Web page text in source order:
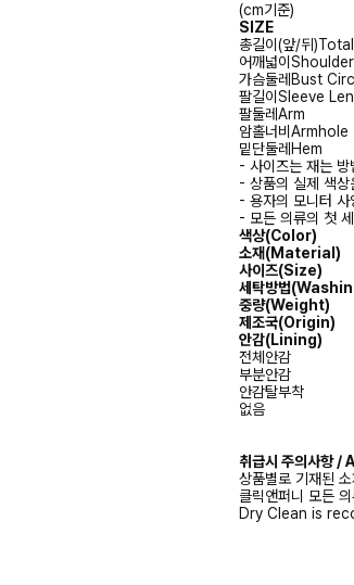
(cm기준)
SIZE
총길이(앞/뒤)
어깨넓이
가슴둘레 Bust
팔길이 Sleeve
팔둘레Arm
암홀너비 Armhole
밑단둘레 Hem
- 사이즈는 재는
- 상품의 실제 색상
- 용자의 모니터 사
- 모든 의류의 첫
색상(Color)
소재(Material)
사이즈(Size)
세탁방법
중량(Weight)
제조국(Origin)
안감(Lining)
전체안감
부분안감
안감탈부착
없음
취급시 주의사항
상품별로 기재된
클릭앤퍼니 모든
Dry Clean is